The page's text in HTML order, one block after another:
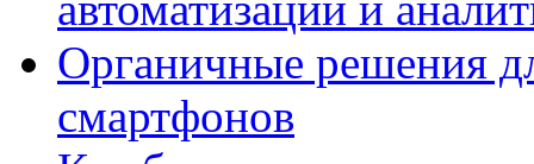
Органичные решения
смартфонов